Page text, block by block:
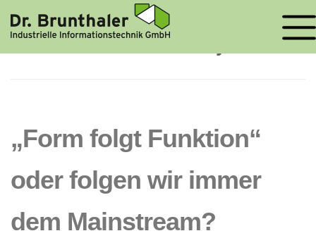
STARTSEITE»PROJEKTE
„Form folgt Funktion“
oder folgen wir immer
dem Mainstream?